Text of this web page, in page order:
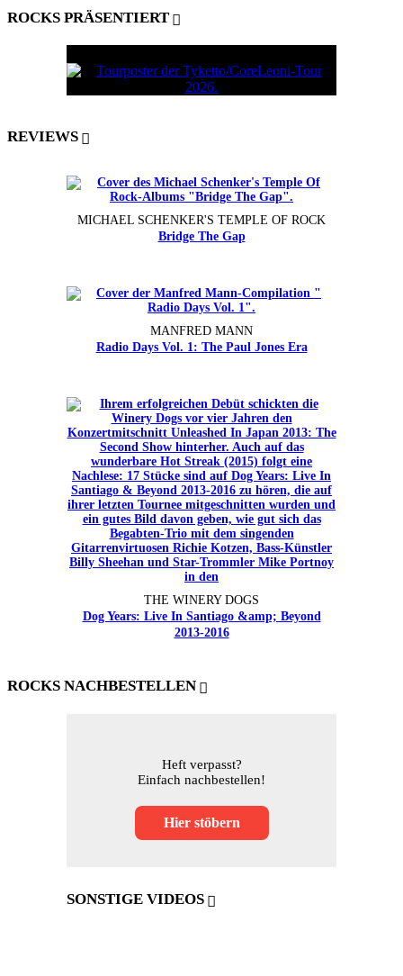
ROCKS PRÄSENTIERT
REVIEWS
MICHAEL SCHENKER'S TEMPLE OF ROCK
Bridge The Gap
MANFRED MANN
Radio Days Vol. 1: The Paul Jones Era
THE WINERY DOGS
Dog Years: Live In Santiago &amp; Beyond
2013-2016
ROCKS NACHBESTELLEN
Heft verpasst?
Einfach nachbestellen!
Hier stöbern
SONSTIGE VIDEOS